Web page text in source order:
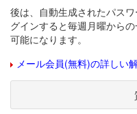
後は、自動生成されたパス
グインすると毎週月曜から
可能になります。
メール会員(無料)の詳しい